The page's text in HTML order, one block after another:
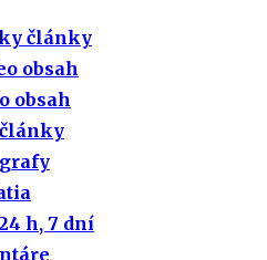
články
obsah
obsah
h, 7 dní